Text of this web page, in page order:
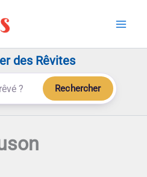
des Rêvites
Rechercher